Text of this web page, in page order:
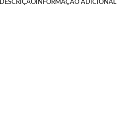
DESCRIÇÃO INFORMAÇÃO ADICIONAL